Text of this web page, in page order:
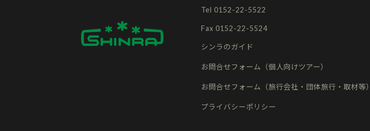
Tel 0152-22-5522
Fax 0152-22-5524
シンラのガイド
お問合せフォーム（個人向けツアー）
お問合せフォーム（旅行会社・団体旅行・取材等）
プライバシーポリシー